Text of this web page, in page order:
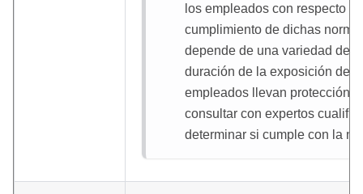
los empleados con respecto
cumplimiento de dichas
depende de una variedad de
duración de la exposición de
empleados llevan protección
consultar con expertos
determinar si cumple con la